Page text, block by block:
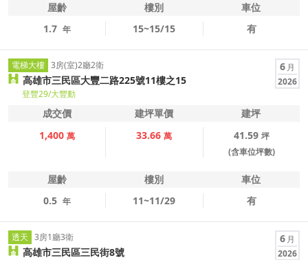
屋齡 樓別
車位
1.7 年 15~15/15 有
電梯大樓 3房(室)2廳2衛
高雄市三民區大豐二路225號11樓之15
登豐29/大豐動
6 月
2026
成交價 建坪單價
建坪
1,400 萬 33.66 萬 41.59 坪
(含車位坪數)
屋齡 樓別
車位
0.5 年 11~11/29 有
透天 3房1廳3衛
高雄市三民區三民街8號
6 月
2026